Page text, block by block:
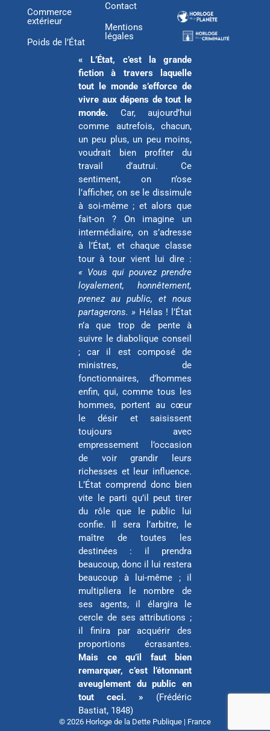
Commerce
extérieur
Poids de l’État
Contact
Mentions
légales
t
t
e
d
i
n
« L’État, c’est la grande
fiction à travers laquelle
tout le monde s’efforce de
vivre aux dépens de tout le
monde. Car, aujourd’hui
comme autrefois, chacun,
un peu plus, un peu moins,
voudrait bien profiter du
travail d’autrui. Ce
sentiment, on n’ose
l’afficher, on se le dissimule
à soi-même ; et alors que
fait-on ? On imagine un
intermédiaire, on s’adresse
à l’État, et chaque classe
tour à tour vient lui dire :
« Vous qui pouvez prendre
loyalement, honnêtement,
prenez au public, et nous
partagerons. » Hélas ! l’État
n’a que trop de pente à
suivre le diabolique conseil
; car il est composé de
ministres, de
fonctionnaires, d’hommes
enfin, qui, comme tous les
hommes, portent au cœur
le désir et saisissent
toujours avec
empressement l’occasion
de voir grandir leurs
richesses et leur influence.
L’État comprend donc bien
vite le parti qu’il peut tirer
du rôle que le public lui
confie. Il sera l’arbitre, le
maître de toutes les
destinées : il prendra
beaucoup, donc il lui restera
beaucoup à lui-même ; il
multipliera le nombre de
ses agents, il élargira le
cercle de ses attributions ;
il finira par acquérir des
proportions écrasantes.
Mais ce qu’il faut bien
remarquer, c’est l’étonnant
aveuglement du public en
tout ceci. » (Frédéric
Bastiat, 1848)
© 2026 Horloge de la Dette Publique | France